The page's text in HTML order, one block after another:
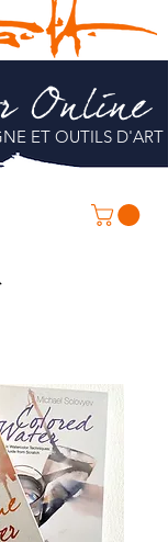
Online
ET OUTILS D'ART